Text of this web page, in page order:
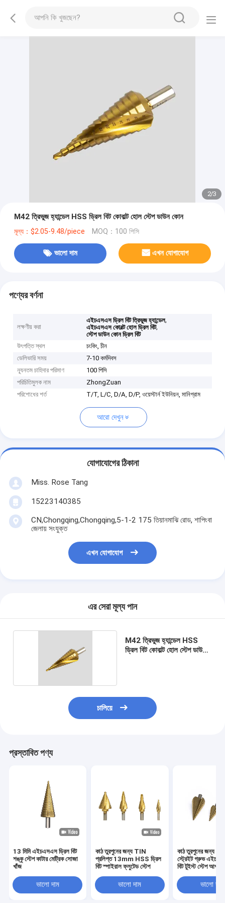
2/3
M42 ত্রিভুজ হ্যান্ডেল HSS ড্রিল বিট কোবাল্ট হোল স্টেপ ডাউন কোন
মূল্য：$2.05-9.48/piece MOQ：100 পিসি
ভালো দাম এখন যোগাযোগ
পণ্যের বর্ণনা
লক্ষণীয় করা
এইচএসএস ড্রিল বিট ত্রিভুজ হ্যান্ডেল,
এইচএসএস কোবল্ট হোল ড্রিল বিট,
স্টেপ ডাউন কোন ড্রিল বিট
উৎপত্তি স্থল
চংকিং, চীন
ডেলিভারি সময়
7-10 কর্মদিবস
ন্যূনতম চাহিদার পরিমাণ
100 পিসি
পরিচিতিমুলক নাম
ZhongZuan
পরিশোধের শর্ত
T/T, L/C, D/A, D/P, ওয়েস্টার্ন ইউনিয়ন, মানিগ্রাম
আরো দেখুন
যোগাযোগের ঠিকানা
Miss. Rose Tang
15223140385
CN,Chongqing,Chongqing,5-1-2 175 তিয়ানমাঝি রোড, শাপিংবা
জেলায় সংযুক্ত
এখন যোগাযোগ
এর সেরা মূল্য পান
M42 ত্রিভুজ হ্যান্ডেল HSS
ড্রিল বিট কোবাল্ট হোল স্টেপ ডাউন
চালিয়ে
প্রস্তাবিত পণ্য
13 মিমি এইচএসএস ড্রিল বিট
শঙ্কু স্টেপ কাটার মেট্রিক সোজা
খাঁজ
ভালো দাম
কাঠ তুরপুনের জন্য TIN
প্রলিপ্ত 13mm HSS ড্রিল
বিট স্পাইরাল ফ্লুটেড স্টেপ
ভালো দাম
কাঠ তুরপুনের জন্য 35
স্ট্রেইট গ্রুভ
বিট টুইস্ট স্টেপ আপ
ভালো দাম